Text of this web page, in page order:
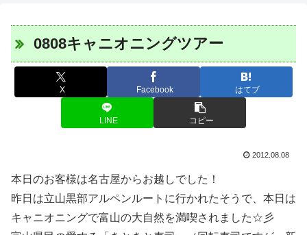
0808キャニオニングツアー
X Facebook はてブ
LINE コピー
2012.08.08
本日のお客様は名古屋からお越しでした！
昨日は立山黒部アルペンルートに行かれたそうで、本日は
キャニオニングで富山の大自然を満喫されました☆彡